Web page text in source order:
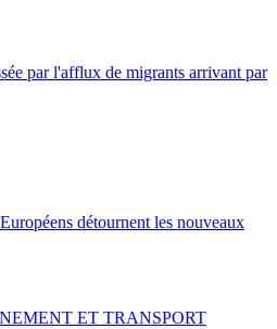
par l'afflux de migrants arrivant par
détournent les nouveaux
ET TRANSPORT